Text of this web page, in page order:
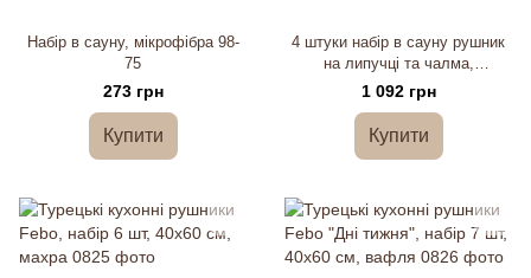
Набір в сауну, мікрофібра 98-
75
273 грн
Купити
4 штуки набір в сауну рушник
на липучці та чалма,
мікрофібра 98-92
1 092 грн
Купити